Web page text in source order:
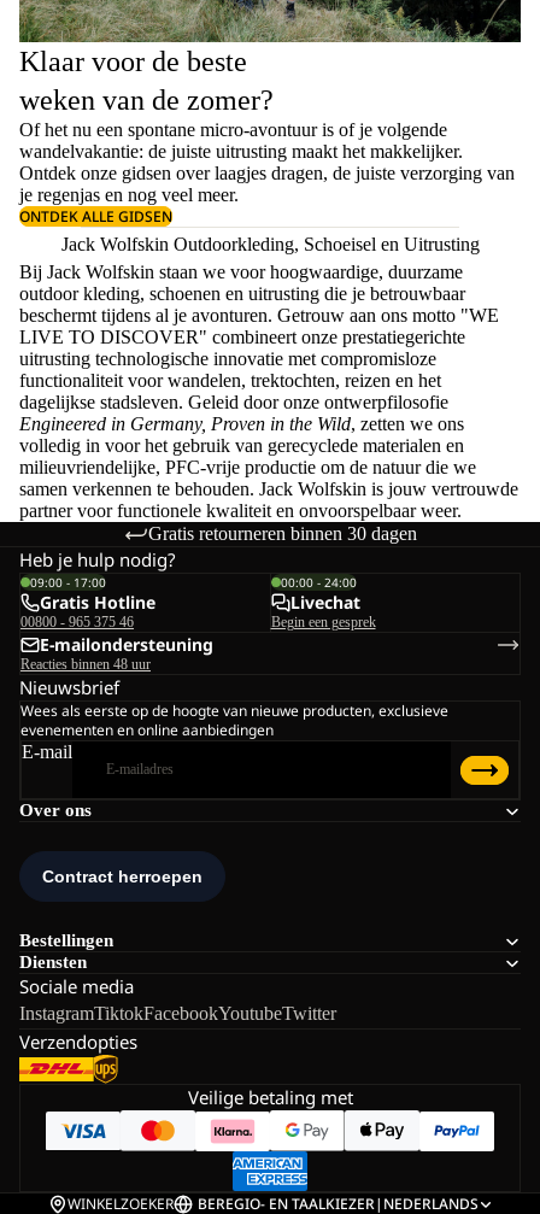
Klaar voor de beste
weken van de zomer?
Of het nu een spontane micro-avontuur is of je volgende
wandelvakantie: de juiste uitrusting maakt het makkelijker.
Ontdek onze gidsen overlaagjes dragen, de juiste verzorging van
je regenjas en nog veel meer.
ONTDEK ALLE GIDSEN
Jack Wolfskin Outdoorkleding, Schoeisel en Uitrusting
Bij Jack Wolfskin staan we voor hoogwaardige, duurzame
outdoor kleding, schoenen en uitrusting die je betrouwbaar
beschermt tijdens al je avonturen. Getrouw aan ons motto "WE
LIVE TO DISCOVER" combineert onze prestatiegerichte
uitrusting technologische innovatie met compromisloze
functionaliteit voor wandelen, trektochten, reizen en het
dagelijkse stadsleven. Geleid door onze ontwerpfilosofie
Engineered in Germany, Proven in the Wild, zetten we ons
volledig in voor het gebruik van gerecyclede materialen en
milieuvriendelijke, PFC-vrije productie om de natuur die we
samen verkennen te behouden. Jack Wolfskin is jouw vertrouwde
partner voor functionele kwaliteit en onvoorspelbaar weer.
Gratis retourneren binnen 30 dagen
Over ons
Bestellingen
Diensten
Sociale media
InstagramTiktokFacebookYoutubeTwitter
Verzendopties
Heb je hulp nodig?
09:00 - 17:00
Gratis Hotline
00800 - 965 375 46
00:00 - 24:00
Livechat
Begin een gesprek
E-mailondersteuning
Reacties binnen 48 uur
Nieuwsbrief
Wees als eerste op de hoogte van nieuwe producten, exclusieve
evenementen en online aanbiedingen
E-mail
Veilige betaling met
WINKELZOEKER BEREGIO- EN TAALKIEZER| NEDERLANDS